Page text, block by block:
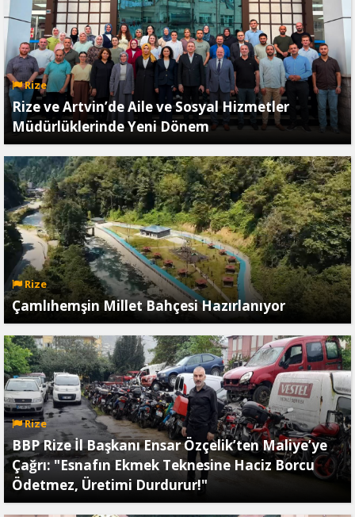
Rize
Rize ve Artvin’de Aile ve Sosyal Hizmetler
Müdürlüklerinde Yeni Dönem
Rize
Çamlıhemşin Millet Bahçesi Hazırlanıyor
Rize
BBP Rize İl Başkanı Ensar Özçelik’ten Maliye’ye
Çağrı: "Esnafın Ekmek Teknesine Haciz Borcu
Ödetmez, Üretimi Durdurur!"